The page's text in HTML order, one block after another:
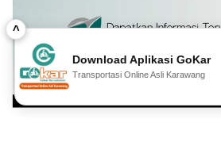
^
Download Aplikasi GoKar
Transportasi Online Asli Karawang